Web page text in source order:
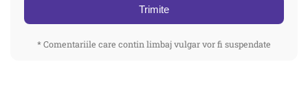
Trimite
* Comentariile care contin limbaj vulgar vor fi suspendate